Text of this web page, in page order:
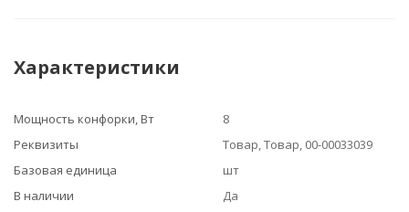
Характеристики
Мощность конфорки, Вт
8
Реквизиты
Товар, Товар, 00-00033039
Базовая единица
шт
В наличии
Да